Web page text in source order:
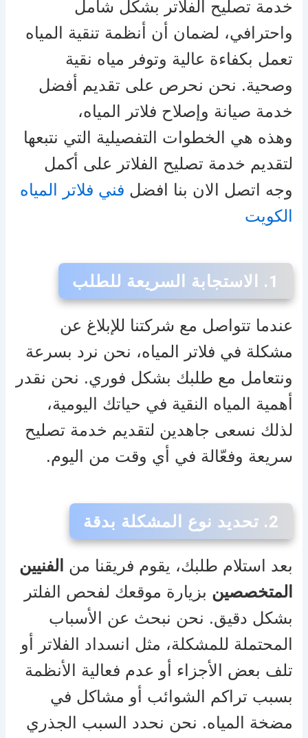
خدمة تصليح الفلاتر بشكل شامل
واحترافي، لضمان أن أنظمة تنقية المياه
تعمل بكفاءة عالية وتوفر مياه نقية
وصحية. نحن نحرص على تقديم أفضل
خدمة صيانة وإصلاح فلاتر المياه،
وهذه هي الخطوات التفصيلية التي نتبعها
لتقديم خدمة تصليح الفلاتر على أكمل
وجه اتصل الان بنا افضل فني فلاتر المياه
الكويت
1. الاستجابة السريعة للطلب
عندما تتواصل مع شركتنا للإبلاغ عن
مشكلة في فلاتر المياه، نحن نرد بسرعة
ونتعامل مع طلبك بشكل فوري. نحن نقدر
أهمية المياه النقية في حياتك اليومية،
لذلك نسعى جاهدين لتقديم خدمة تصليح
سريعة وفعّالة في أي وقت من اليوم.
2. تحديد نوع المشكلة بدقة
بعد استلام طلبك، يقوم فريقنا من الفنيين
المتخصصين بزيارة موقعك لفحص الفلتر
بشكل دقيق. نحن نبحث عن الأسباب
المحتملة للمشكلة، مثل انسداد الفلاتر أو
تلف بعض الأجزاء أو عدم فعالية الأنظمة
بسبب تراكم الشوائب أو مشاكل في
مضخة المياه. نحن نحدد السبب الجذري